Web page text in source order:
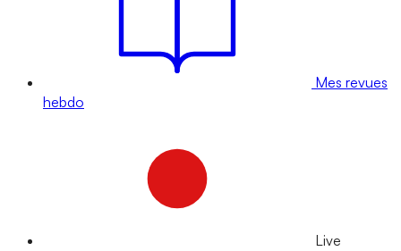
Mes revues
hebdo
Live